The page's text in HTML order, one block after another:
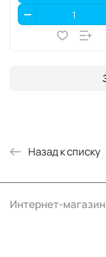
Назад к списку
Интернет-магазин